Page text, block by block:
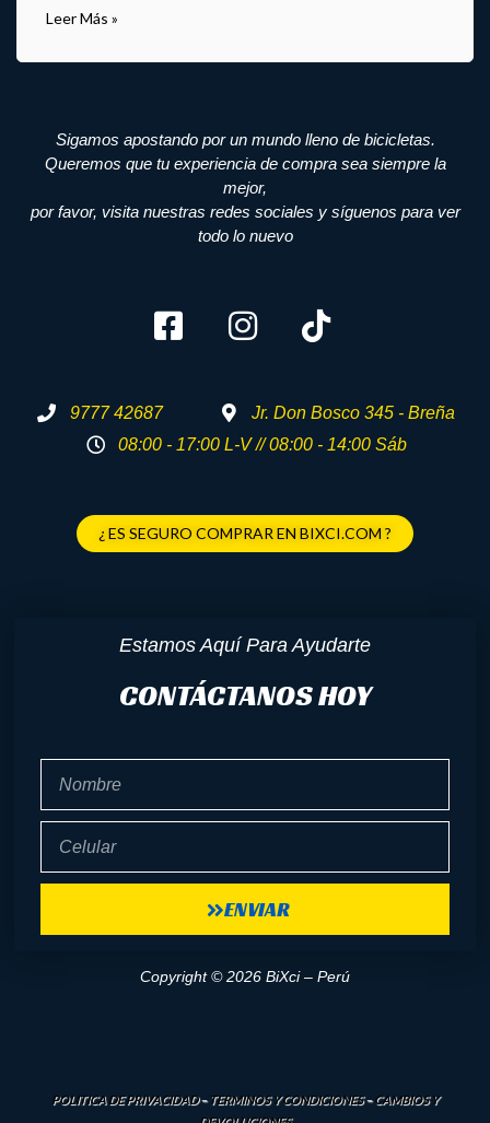
Leer Más »
Sigamos apostando por un mundo lleno de bicicletas.
Queremos que tu experiencia de compra sea siempre la
mejor,
por favor, visita nuestras redes sociales y síguenos para ver
todo lo nuevo
9777 42687
Jr. Don Bosco 345 - Breña
08:00 - 17:00 L-V // 08:00 - 14:00 Sáb
¿ ES SEGURO COMPRAR EN BIXCI.COM ?
Estamos Aquí Para Ayudarte
CONTÁCTANOS HOY
ENVIAR
Copyright © 2026 BiXci – Perú
POLITICA DE PRIVACIDAD–TERMINOS Y CONDICIONES–CAMBIOS Y